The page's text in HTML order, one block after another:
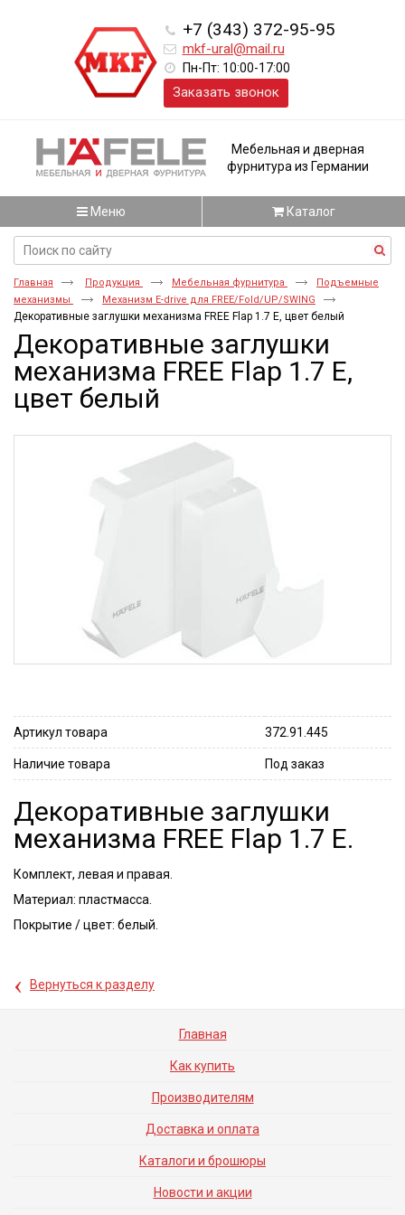
+7 (343) 372-95-95
mkf-ural@mail.ru
Пн-Пт: 10:00-17:00
Заказать звонок
Мебельная и дверная
фурнитура из Германии
Меню Каталог
Главная Продукция Мебельная фурнитура
Подъемные
механизмы
Механизм E-drive для FREE/Fold/UP/SWING
Декоративные заглушки механизма FREE Flap 1.7 E, цвет белый
Декоративные заглушки
механизма FREE Flap 1.7 E,
цвет белый
Артикул товара 372.91.445
Наличие товара Под заказ
Декоративные заглушки
механизма FREE Flap 1.7 E.
Комплект, левая и правая.
Материал: пластмасса.
Покрытие / цвет: белый.
‹ Вернуться к разделу
Главная
Как купить
Производителям
Доставка и оплата
Каталоги и брошюры
Новости и акции